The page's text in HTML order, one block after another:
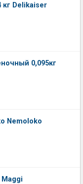
кг Delikaiser
0,095кг
Nemoloko